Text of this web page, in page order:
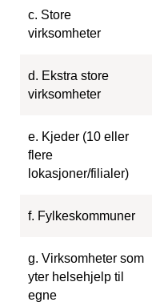
c. Store
virksomheter
d. Ekstra store
virksomheter
e. Kjeder (10 eller
flere
lokasjoner/filialer)
f. Fylkeskommuner
g. Virksomheter som
yter helsehjelp til
egne